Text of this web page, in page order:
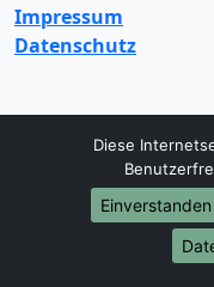
Impressum
Datenschutz
Umzugsservice
Umzugsservice
Fernumzug
Mini Umzug
Diese
Einverstanden